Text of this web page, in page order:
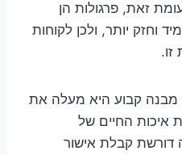
זאת, פרגולות הן
וחזק יותר, ולכן לקוחות
זו.
מבנה קבוע היא מעלה את
איכות החיים של
דורשת קבלת אישור